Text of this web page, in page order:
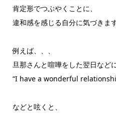
肯定形でつぶやくことに、
違和感を感じる自分に気づきます
例えば、、、
旦那さんと喧嘩をした翌日などに
“I have a wonderful
などと呟くと、